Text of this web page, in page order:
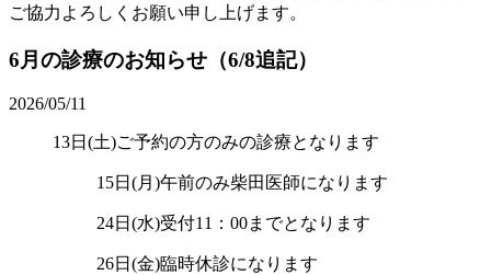
ご協力よろしくお願い申し上げます。
6月の診療のお知らせ（6/8追記）
2026/05/11
13日(土)ご予約の方のみの診療となります
15日(月)午前のみ柴田医師になります
24日(水)受付11：00までとなります
26日(金)臨時休診になります